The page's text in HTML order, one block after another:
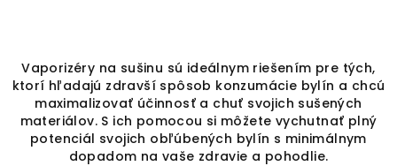
Vaporizéry na sušinu sú ideálnym riešením pre tých,
ktorí hľadajú zdravší spôsob konzumácie bylín a chcú
maximalizovať účinnosť a chuť svojich sušených
materiálov. S ich pomocou si môžete vychutnať plný
potenciál svojich obľúbených bylín s minimálnym
dopadom na vaše zdravie a pohodlie.